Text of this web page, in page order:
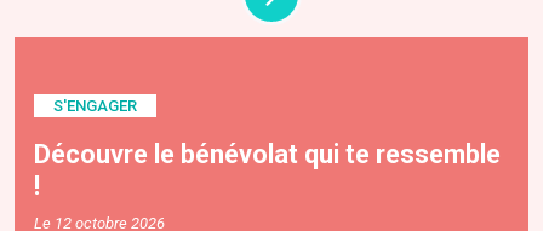
S'ENGAGER
Découvre le bénévolat qui te ressemble
!
Le 12 octobre 2026